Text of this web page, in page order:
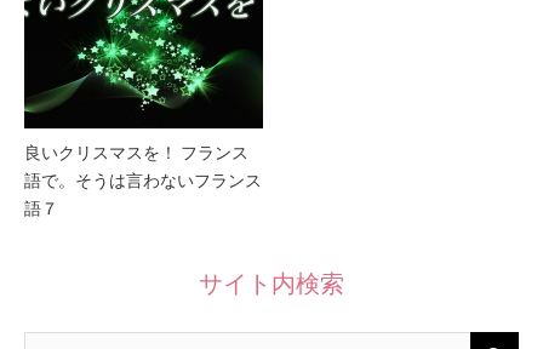
良いクリスマスを！ フランス
語で。そうは言わないフランス
語７
サイト内検索